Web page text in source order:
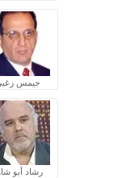
جيمس
رشاد أبو